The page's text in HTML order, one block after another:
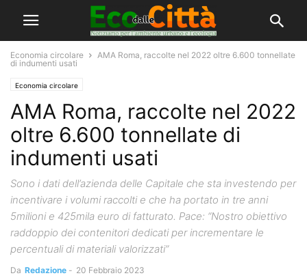
Economia circolare
AMA Roma, raccolte nel 2022 oltre 6.600 tonnellate
di indumenti usati
Economia circolare
AMA Roma, raccolte nel 2022
oltre 6.600 tonnellate di
indumenti usati
Sono i dati dell’azienda delle Capitale che sta investendo per
incentivare i volumi raccolti e che ha portato in tre anni
5milioni e 425mila euro di fatturato. Pace: “Nostro obiettivo
raddoppio dei contenitori dedicati per incrementare le
percentuali di materiali valorizzati”
Da Redazione - 20 Febbraio 2023